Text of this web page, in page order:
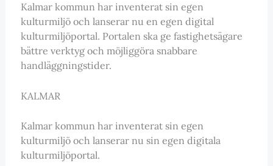
Kalmar kommun har inventerat sin egen
kulturmiljö och lanserar nu en egen digital
kulturmiljöportal. Portalen ska ge fastighetsägare
bättre verktyg och möjliggöra snabbare
handläggningstider.
KALMAR
Kalmar kommun har inventerat sin egen
kulturmiljö och lanserar nu sin egen digitala
kulturmiljöportal.